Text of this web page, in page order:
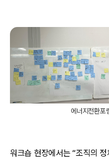
에너지전환포
워크숍 현장에서는 “조직의